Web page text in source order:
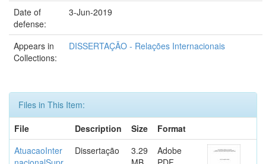
Date of
defense:
3-Jun-2019
Appears in
Collections:
DISSERTAÇÃO - Relações Internacionais
Files in This Item:
File
Description Size
Format
AtuacaoInter
Dissertação
3.29
Adobe